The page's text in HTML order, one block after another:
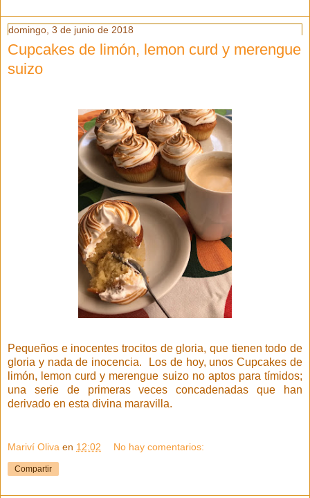
domingo, 3 de junio de 2018
Cupcakes de limón, lemon curd y merengue
suizo
Pequeños e inocentes trocitos de gloria, que tienen todo de
gloria y nada de inocencia. Los de hoy, unos Cupcakes de
limón, lemon curd y merengue suizo no aptos para tímidos;
una serie de primeras veces concadenadas que han
derivado en esta divina maravilla.
Mariví Oliva en 12:02 No hay comentarios:
Compartir